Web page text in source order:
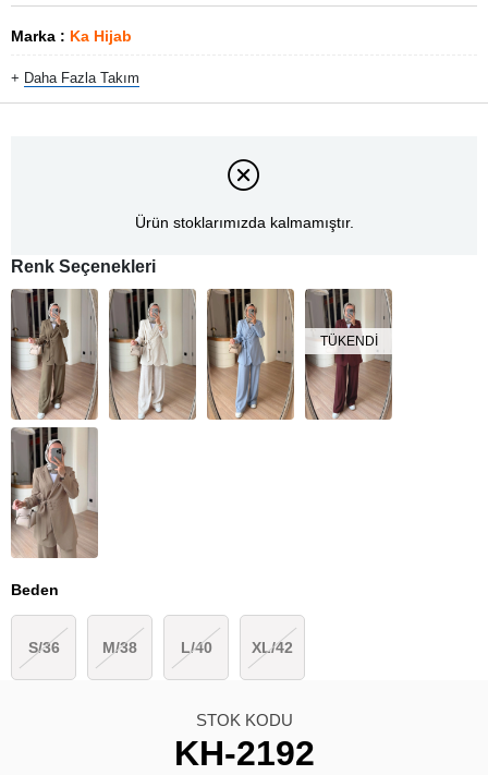
Marka : Ka Hijab
+ Daha Fazla Takım
Ürün stoklarımızda kalmamıştır.
Renk Seçenekleri
TÜKENDI
Beden
S/36 M/38 L/40 XL/42
STOK KODU
KH-2192